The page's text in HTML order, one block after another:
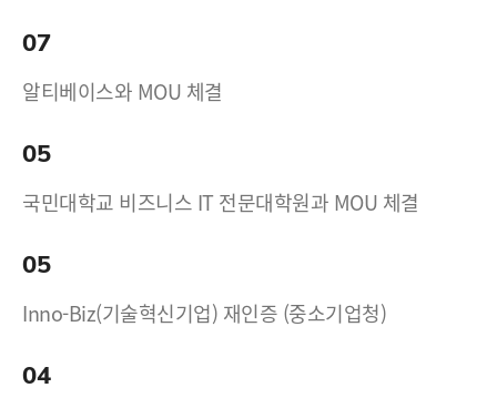
07
알티베이스와 MOU 체결
05
국민대학교 비즈니스 IT 전문대학원과 MOU 체결
05
Inno-Biz(기술혁신기업) 재인증 (중소기업청)
04